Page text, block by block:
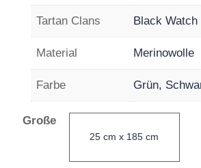
Tartan Clans Black Watch
Material Merinowolle
Farbe Grün,
Große
25 cm x 185 cm